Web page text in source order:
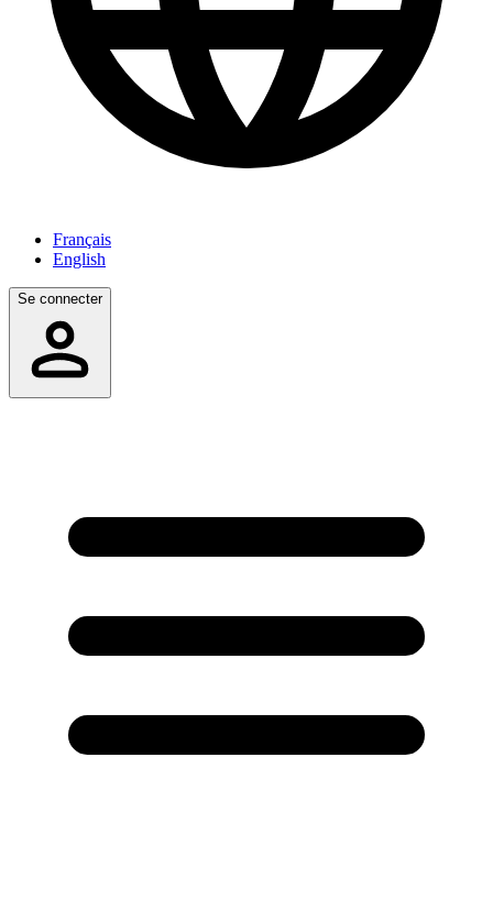
Français
English
Se connecter